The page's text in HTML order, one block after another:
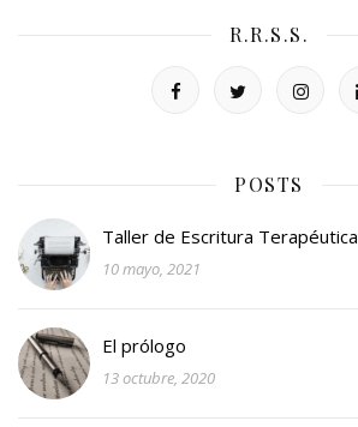
R.R.S.S.
POSTS
Taller de Escritura Terapéutica
10 mayo, 2021
El prólogo
13 octubre, 2020